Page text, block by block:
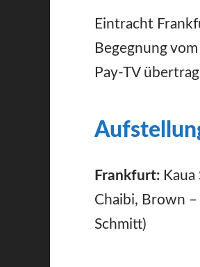
Eintracht
Begegnung
Pay-TV
Frankfurt:
Chaibi, Brown
Schmitt)